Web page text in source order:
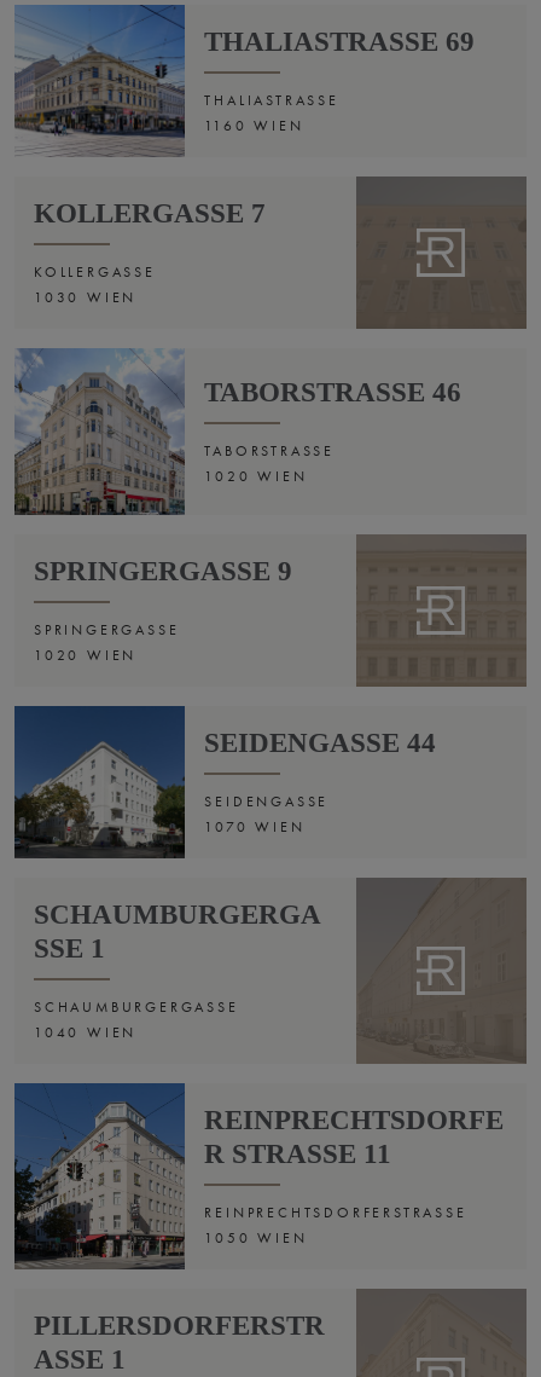
THALIASTRASSE 69
THALIASTRASSE
1160 WIEN
KOLLERGASSE 7
KOLLERGASSE
1030 WIEN
TABORSTRASSE 46
TABORSTRASSE
1020 WIEN
SPRINGERGASSE 9
SPRINGERGASSE
1020 WIEN
SEIDENGASSE 44
SEIDENGASSE
1070 WIEN
SCHAUMBURGERGA
SSE 1
SCHAUMBURGERGASSE
1040 WIEN
REINPRECHTSDORFE
R STRASSE 11
REINPRECHTSDORFERSTRASSE
1050 WIEN
PILLERSDORFERSTR
ASSE 1